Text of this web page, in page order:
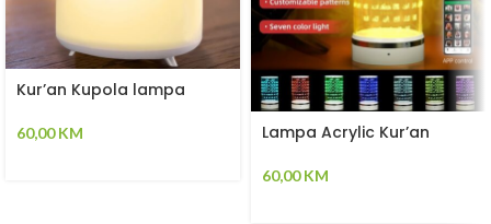
Kur’an Kupola lampa
60,00KM Lampa Acrylic Kur’an
60,00KM